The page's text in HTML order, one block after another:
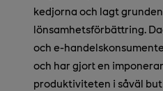
kedjorna och lagt
lönsamhetsförbättring.
och e-
och har gjort en
produktiviteten i såväl